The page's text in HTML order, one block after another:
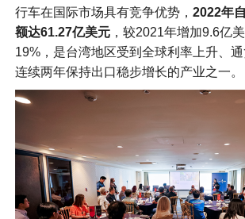
行车在国际市场具有竞争优势， 2022年
额达61.27亿美元，较2021年增加9.6亿
19%，是台湾地区受到全球利率上升、
连续两年保持出口稳步增长的产业之一。